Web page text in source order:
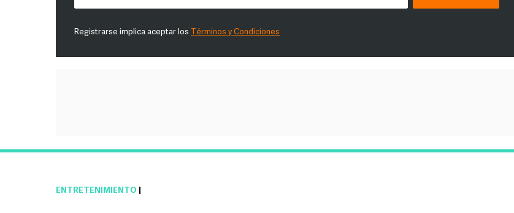
Registrarse implica aceptar los Términos y Condiciones
ENTRETENIMIENTO